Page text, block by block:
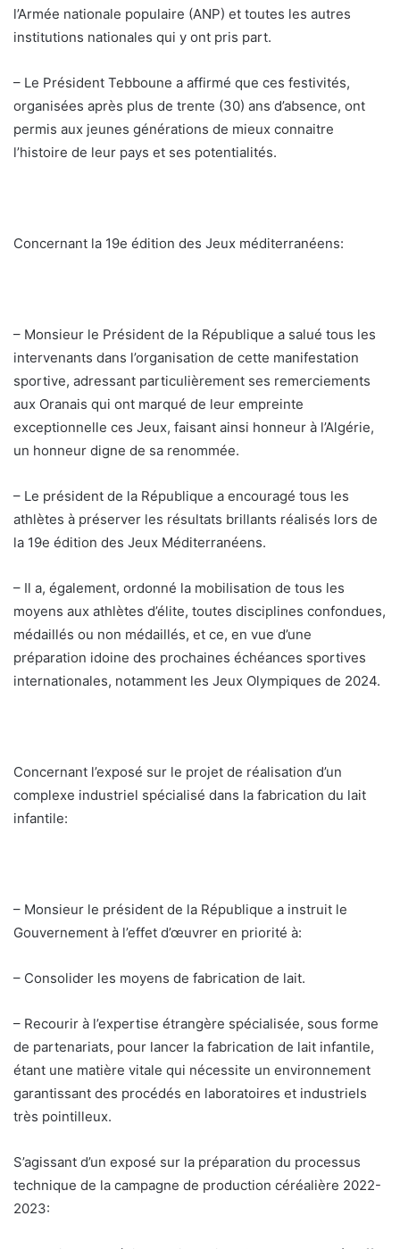
l’Armée nationale populaire (ANP) et toutes les autres
institutions nationales qui y ont pris part.
– Le Président Tebboune a affirmé que ces festivités,
organisées après plus de trente (30) ans d’absence, ont
permis aux jeunes générations de mieux connaitre
l’histoire de leur pays et ses potentialités.
Concernant la 19e édition des Jeux méditerranéens:
– Monsieur le Président de la République a salué tous les
intervenants dans l’organisation de cette manifestation
sportive, adressant particulièrement ses remerciements
aux Oranais qui ont marqué de leur empreinte
exceptionnelle ces Jeux, faisant ainsi honneur à l’Algérie,
un honneur digne de sa renommée.
– Le président de la République a encouragé tous les
athlètes à préserver les résultats brillants réalisés lors de
la 19e édition des Jeux Méditerranéens.
– Il a, également, ordonné la mobilisation de tous les
moyens aux athlètes d’élite, toutes disciplines confondues,
médaillés ou non médaillés, et ce, en vue d’une
préparation idoine des prochaines échéances sportives
internationales, notamment les Jeux Olympiques de 2024.
Concernant l’exposé sur le projet de réalisation d’un
complexe industriel spécialisé dans la fabrication du lait
infantile:
– Monsieur le président de la République a instruit le
Gouvernement à l’effet d’œuvrer en priorité à:
– Consolider les moyens de fabrication de lait.
– Recourir à l’expertise étrangère spécialisée, sous forme
de partenariats, pour lancer la fabrication de lait infantile,
étant une matière vitale qui nécessite un environnement
garantissant des procédés en laboratoires et industriels
très pointilleux.
S’agissant d’un exposé sur la préparation du processus
technique de la campagne de production céréalière 2022-
2023: